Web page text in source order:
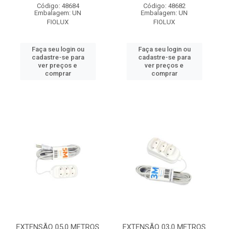
Código: 48684
Embalagem: UN
FIOLUX
Faça seu login ou
cadastre-se para
ver preços e
comprar
Código: 48682
Embalagem: UN
FIOLUX
Faça seu login ou
cadastre-se para
ver preços e
comprar
EXTENSÃO 05,0 METROS EXTENSÃO 03,0 METROS